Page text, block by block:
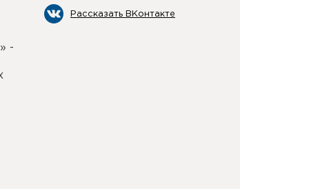
-
Рассказать ВКонтакте